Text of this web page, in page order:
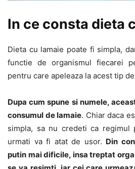
In ce consta dieta
Dieta cu lamaie poate fi simpla,
functie de organismul fiecarei
pentru care apeleaza la acest tip
Dupa cum spune si numele,
consumul de lamaie. Chiar daca
simpla, sa nu credeti ca
urmati va fi atat de usor. Din
putin mai dificile, insa treptat